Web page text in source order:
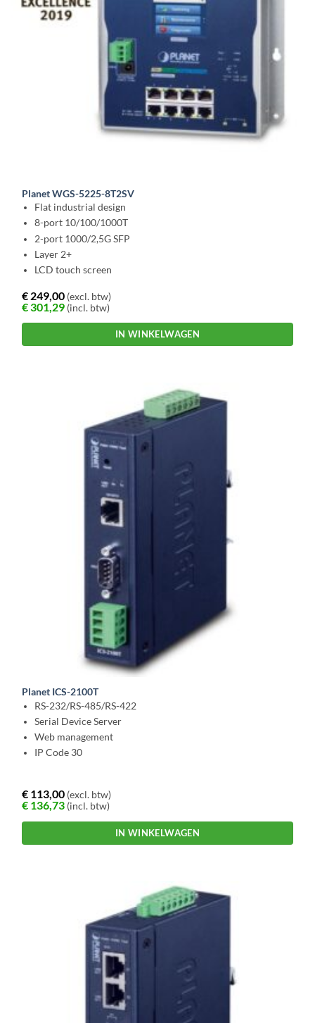
Planet WGS-5225-8T2SV
Flat industrial design
8-port 10/100/1000T
2-port 1000/2,5G SFP
Layer 2+
LCD touch screen
€ 249,00 (excl. btw)
€301,29 (incl. btw)
IN WINKELWAGEN
Planet ICS-2100T
RS-232/RS-485/RS-422
Serial Device Server
Web management
IP Code 30
€ 113,00 (excl. btw)
€ 136,73 (incl. btw)
IN WINKELWAGEN